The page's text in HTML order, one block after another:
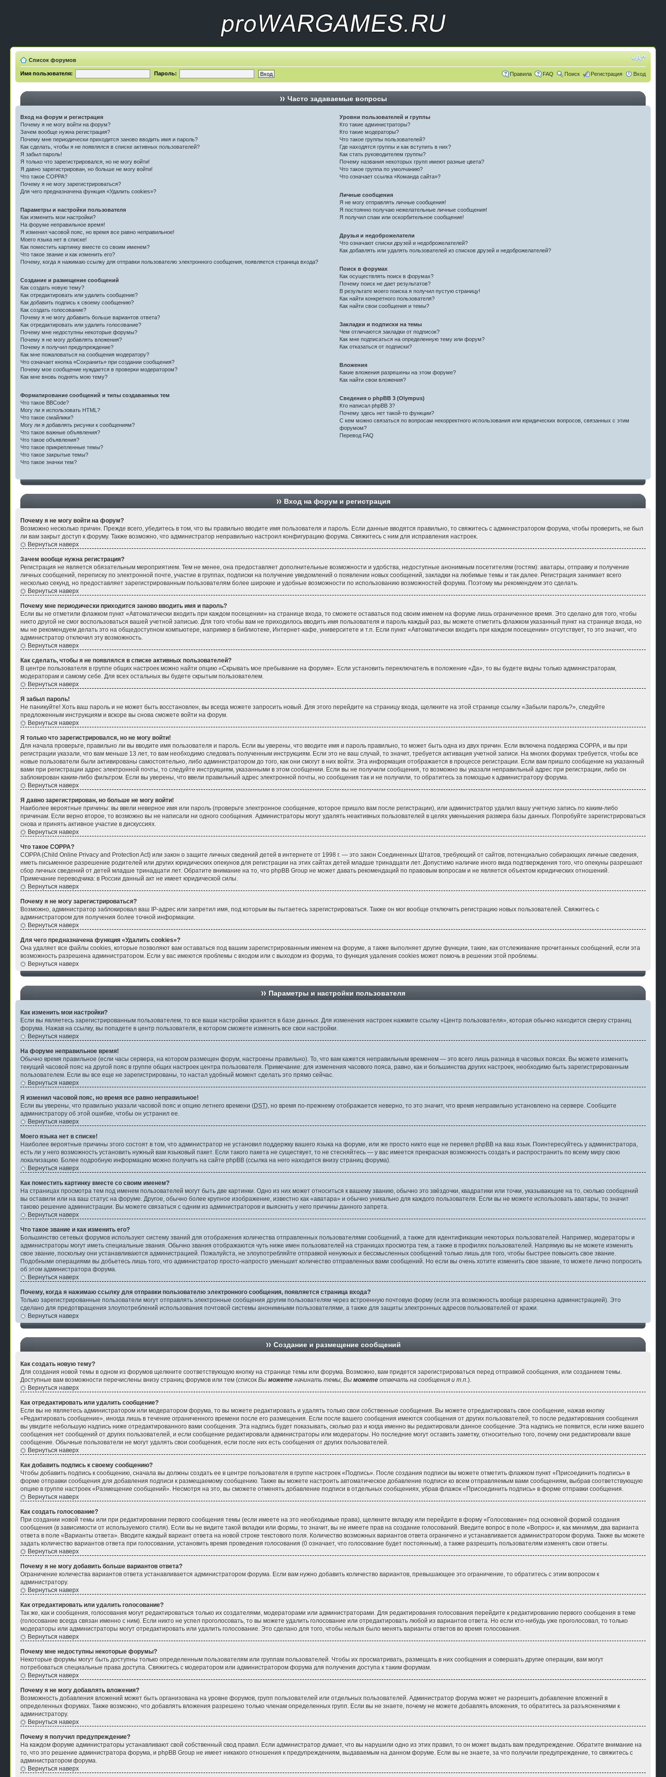
Список форумов
Правила FAQ Поиск Регистрация Вход
Имя пользователя: Пароль:
Часто задаваемые вопросы
Вход на форум и регистрация
Почему я не могу войти на форум?
Зачем вообще нужна регистрация?
Почему мне периодически приходится заново вводить имя и пароль?
Как сделать, чтобы я не появлялся в списке активных пользователей?
Я забыл пароль!
Я только что зарегистрировался, но не могу войти!
Я давно зарегистрирован, но больше не могу войти!
Что такое COPPA?
Почему я не могу зарегистрироваться?
Для чего предназначена функция «Удалить cookies»?
Параметры и настройки пользователя
Как изменить мои настройки?
На форуме неправильное время!
Я изменил часовой пояс, но время все равно неправильное!
Моего языка нет в списке!
Как поместить картинку вместе со своим именем?
Что такое звание и как изменить его?
Почему, когда я нажимаю ссылку для отправки пользователю электронного сообщения, появляется страница входа?
Создание и размещение сообщений
Как создать новую тему?
Как отредактировать или удалить сообщение?
Как добавить подпись к своему сообщению?
Как создать голосование?
Почему я не могу добавить больше вариантов ответа?
Как отредактировать или удалить голосование?
Почему мне недоступны некоторые форумы?
Почему я не могу добавлять вложения?
Почему я получил предупреждение?
Как мне пожаловаться на сообщения модератору?
Что означает кнопка «Сохранить» при создании сообщения?
Почему мое сообщение нуждается в проверки модератором?
Как мне вновь поднять мою тему?
Форматирование сообщений и типы создаваемых тем
Что такое BBCode?
Могу ли я использовать HTML?
Что такое смайлики?
Могу ли я добавлять рисунки к сообщениям?
Что такое важные объявления?
Что такое объявления?
Что такое прикрепленные темы?
Что такое закрытые темы?
Что такое значки тем?
Уровни пользователей и группы
Кто такие администраторы?
Кто такие модераторы?
Что такое группы пользователей?
Где находятся группы и как вступить в них?
Как стать руководителем группы?
Почему названия некоторых групп имеют разные цвета?
Что такое группа по умолчанию?
Что означает ссылка «Команда сайта»?
Личные сообщения
Я не могу отправлять личные сообщения!
Я постоянно получаю нежелательные личные сообщения!
Я получил спам или оскорбительное сообщение!
Друзья и недоброжелатели
Что означают списки друзей и недоброжелателей?
Как добавлять или удалять пользователей из списков друзей и недоброжелателей?
Поиск в форумах
Как осуществлять поиск в форумах?
Почему поиск не дает результатов?
В результате моего поиска я получил пустую страницу!
Как найти конкретного пользователя?
Как найти свои сообщения и темы?
Закладки и подписки на темы
Чем отличаются закладки от подписок?
Как мне подписаться на определенную тему или форум?
Как отказаться от подписки?
Вложения
Какие вложения разрешены на этом форуме?
Как найти свои вложения?
Сведения о phpBB 3 (Olympus)
Кто написал phpBB 3?
Почему здесь нет такой-то функции?
С кем можно связаться по вопросам некорректного использования или юридических вопросов, связанных с этим
форумом?
Перевод FAQ
Вход на форум и регистрация
Почему я не могу войти на форум?
Возможно несколько причин. Прежде всего, убедитесь в том, что вы правильно вводите имя пользователя и пароль. Если данные вводятся правильно, то свяжитесь с администратором форума, чтобы проверить, не был
ли вам закрыт доступ к форуму. Также возможно, что администратор неправильно настроил конфигурацию форума. Свяжитесь с ним для исправления настроек.
Вернуться наверх
Зачем вообще нужна регистрация?
Регистрация не является обязательным мероприятием. Тем не менее, она предоставляет дополнительные возможности и удобства, недоступные анонимным посетителям (гостям): аватары, отправку и получение
личных сообщений, переписку по электронной почте, участие в группах, подписки на получение уведомлений о появлении новых сообщений, закладки на любимые темы и так далее. Регистрация занимает всего
несколько секунд, но предоставляет зарегистрированным пользователям более широкие и удобные возможности по использованию возможностей форума. Поэтому мы рекомендуем это сделать.
Вернуться наверх
Почему мне периодически приходится заново вводить имя и пароль?
Если вы не отметили флажком пункт «Автоматически входить при каждом посещении» на странице входа, то сможете оставаться под своим именем на форуме лишь ограниченное время. Это сделано для того, чтобы
никто другой не смог воспользоваться вашей учетной записью. Для того чтобы вам не приходилось вводить имя пользователя и пароль каждый раз, вы можете отметить флажком указанный пункт на странице входа, но
мы не рекомендуем делать это на общедоступном компьютере, например в библиотеке, Интернет-кафе, университете и т.п. Если пункт «Автоматически входить при каждом посещении» отсутствует, то это значит, что
администратор отключил эту возможность.
Вернуться наверх
Как сделать, чтобы я не появлялся в списке активных пользователей?
В центре пользователя в группе общих настроек можно найти опцию «Скрывать мое пребывание на форуме». Если установить переключатель в положение «Да», то вы будете видны только администраторам,
модераторам и самому себе. Для всех остальных вы будете скрытым пользователем.
Вернуться наверх
Я забыл пароль!
Не паникуйте! Хоть ваш пароль и не может быть восстановлен, вы всегда можете запросить новый. Для этого перейдите на страницу входа, щелкните на этой странице ссылку «Забыли пароль?», следуйте
предложенным инструкциям и вскоре вы снова сможете войти на форум.
Вернуться наверх
Я только что зарегистрировался, но не могу войти!
Для начала проверьте, правильно ли вы вводите имя пользователя и пароль. Если вы уверены, что вводите имя и пароль правильно, то может быть одна из двух причин. Если включена поддержка COPPA, и вы при
регистрации указали, что вам меньше 13 лет, то вам необходимо следовать полученным инструкциям. Если это не ваш случай, то значит, требуется активация учетной записи. На многих форумах требуется, чтобы все
новые пользователи были активированы самостоятельно, либо администратором до того, как они смогут в них войти. Эта информация отображается в процессе регистрации. Если вам пришло сообщение на указанный
вами при регистрации адрес электронной почты, то следуйте инструкциям, указанными в этом сообщении. Если вы не получили сообщения, то возможно вы указали неправильный адрес при регистрации, либо он
заблокирован каким-либо фильтром. Если вы уверены, что ввели правильный адрес электронной почты, но сообщения так и не получили, то обратитесь за помощью к администратору форума.
Вернуться наверх
Я давно зарегистрирован, но больше не могу войти!
Наиболее вероятные причины: вы ввели неверное имя или пароль (проверьте электронное сообщение, которое пришло вам после регистрации), или администратор удалил вашу учетную запись по каким-либо
причинам. Если верно второе, то возможно вы не написали ни одного сообщения. Администраторы могут удалять неактивных пользователей в целях уменьшения размера базы данных. Попробуйте зарегистрироваться
снова и принять активное участие в дискуссиях.
Вернуться наверх
Что такое COPPA?
COPPA (Child Online Privacy and Protection Act) или закон о защите личных сведений детей в интернете от 1998 г. — это закон Соединенных Штатов, требующий от сайтов, потенциально собирающих личные сведения,
иметь письменное разрешение родителей или других юридических опекунов для регистрации на этих сайтах детей младше тринадцати лет. Допустимо наличие иного вида подтверждения того, что опекуны разрешают
сбор личных сведений от детей младше тринадцати лет. Обратите внимание на то, что phpBB Group не может давать рекомендаций по правовым вопросам и не является объектом юридических отношений.
Примечание переводчика: в России данный акт не имеет юридической силы.
Вернуться наверх
Почему я не могу зарегистрироваться?
Возможно, администратор заблокировал ваш IP-адрес или запретил имя, под которым вы пытаетесь зарегистрироваться. Также он мог вообще отключить регистрацию новых пользователей. Свяжитесь с
администратором для получения более точной информации.
Вернуться наверх
Для чего предназначена функция «Удалить cookies»?
Она удаляет все файлы cookies, которые позволяют вам оставаться под вашим зарегистрированным именем на форуме, а также выполняет другие функции, такие, как отслеживание прочитанных сообщений, если эта
возможность разрешена администратором. Если у вас имеются проблемы с входом или с выходом из форума, то функция удаления cookies может помочь в решении этой проблемы.
Вернуться наверх
Параметры и настройки пользователя
Как изменить мои настройки?
Если вы являетесь зарегистрированным пользователем, то все ваши настройки хранятся в базе данных. Для изменения настроек нажмите ссылку «Центр пользователя», которая обычно находится сверху страниц
форума. Нажав на ссылку, вы попадете в центр пользователя, в котором сможете изменить все свои настройки.
Вернуться наверх
На форуме неправильное время!
Обычно время правильное (если часы сервера, на котором размещен форум, настроены правильно). То, что вам кажется неправильным временем — это всего лишь разница в часовых поясах. Вы можете изменить
текущий часовой пояс на другой пояс в группе общих настроек центра пользователя. Примечание: для изменения часового пояса, равно, как и большинства других настроек, необходимо быть зарегистрированным
пользователем. Если вы все еще не зарегистрированы, то настал удобный момент сделать это прямо сейчас.
Вернуться наверх
Я изменил часовой пояс, но время все равно неправильное!
Если вы уверены, что правильно указали часовой пояс и опцию летнего времени (DST), но время по-прежнему отображается неверно, то это значит, что время неправильно установлено на сервере. Сообщите
администратору об этой ошибке, чтобы он устранил ее.
Вернуться наверх
Моего языка нет в списке!
Наиболее вероятные причины этого состоят в том, что администратор не установил поддержку вашего языка на форуме, или же просто никто еще не перевел phpBB на ваш язык. Поинтересуйтесь у администратора,
есть ли у него возможность установить нужный вам языковый пакет. Если такого пакета не существует, то не стесняйтесь — у вас имеется прекрасная возможность создать и распространить по всему миру свою
локализацию. Более подробную информацию можно получить на сайте phpBB (ссылка на него находится внизу страниц форума).
Вернуться наверх
Как поместить картинку вместе со своим именем?
На страницах просмотра тем под именем пользователей могут быть две картинки. Одно из них может относиться к вашему званию, обычно это звёздочки, квадратики или точки, указывающие на то, сколько сообщений
вы оставили или на ваш статус на форуме. Другое, обычно более крупное изображение, известно как «аватара» и обычно уникально для каждого пользователя. Если вы не можете использовать аватары, то значит
таково решение администрации. Вы можете связаться с одним из администраторов и выяснить у него причины данного запрета.
Вернуться наверх
Что такое звание и как изменить его?
Большинство сетевых форумов используют систему званий для отображения количества отправленных пользователями сообщений, а также для идентификации некоторых пользователей. Например, модераторы и
администраторы могут иметь специальные звания. Обычно звания отображаются чуть ниже имен пользователей на страницах просмотра тем, а также в профилях пользователей. Напрямую вы не можете изменить
свое звание, поскольку они устанавливаются администрацией. Пожалуйста, не злоупотребляйте отправкой ненужных и бессмысленных сообщений только лишь для того, чтобы быстрее повысить свое звание.
Подобными операциями вы добьетесь лишь того, что администратор просто-напросто уменьшит количество отправленных вами сообщений. Но если вы очень хотите изменить свое звание, то можете лично попросить
об этом администратора форума.
Вернуться наверх
Почему, когда я нажимаю ссылку для отправки пользователю электронного сообщения, появляется страница входа?
Только зарегистрированные пользователи могут отправлять электронные сообщения другим пользователям через встроенную почтовую форму (если эта возможность вообще разрешена администрацией). Это
сделано для предотвращения злоупотреблений использования почтовой системы анонимными пользователями, а также для защиты электронных адресов пользователей от кражи.
Вернуться наверх
Создание и размещение сообщений
Как создать новую тему?
Для создания новой темы в одном из форумов щелкните соответствующую кнопку на странице темы или форума. Возможно, вам придется зарегистрироваться перед отправкой сообщения, или созданием темы.
Доступные вам возможности перечислены внизу страниц форумов или тем (список Вы можете начинать темы, Вы можете отвечать на сообщения и т.п.).
Вернуться наверх
Как отредактировать или удалить сообщение?
Если вы не являетесь администратором или модератором форума, то вы можете редактировать и удалять только свои собственные сообщения. Вы можете отредактировать свое сообщение, нажав кнопку
«Редактировать сообщение», иногда лишь в течение ограниченного времени после его размещения. Если после вашего сообщения имеются сообщения от других пользователей, то после редактирования сообщения
вы увидите небольшую надпись ниже отредактированного вами сообщения. Эта надпись будет показывать, сколько раз и когда именно вы редактировали данное сообщение. Эта надпись не появится, если ниже вашего
сообщения нет сообщений от других пользователей, и если сообщение редактировали администраторы или модераторы. Но последние могут оставить заметку, относительно того, почему они редактировали ваше
сообщение. Обычные пользователи не могут удалять свои сообщения, если после них есть сообщения от других пользователей.
Вернуться наверх
Как добавить подпись к своему сообщению?
Чтобы добавить подпись к сообщению, сначала вы должны создать ее в центре пользователя в группе настроек «Подпись». После создания подписи вы можете отметить флажком пункт «Присоединить подпись» в
форме отправки сообщения для добавления подписи к размещаемому сообщению. Также вы можете настроить автоматическое добавление подписи ко всем отправляемым вами сообщениям, выбрав соответствующую
опцию в группе настроек «Размещение сообщений». Несмотря на это, вы сможете отменять добавление подписи в отдельных сообщениях, убрав флажок «Присоединить подпись» в форме отправки сообщения.
Вернуться наверх
Как создать голосование?
При создании новой темы или при редактировании первого сообщения темы (если имеете на это необходимые права), щелкните вкладку или перейдите в форму «Голосование» под основной формой создания
сообщения (в зависимости от используемого стиля). Если вы не видите такой вкладки или формы, то значит, вы не имеете прав на создание голосований. Введите вопрос в поле «Вопрос» и, как минимум, два варианта
ответа в поле «Варианты ответа». Вводите каждый вариант ответа на новой строке текстового поля. Количество возможных вариантов ответа ограничено и устанавливается администратором форума. Также вы можете
задать количество вариантов ответа при голосовании, установить время проведения голосования (0 означает, что голосование будет постоянным), а также разрешить пользователям изменять свои ответы.
Вернуться наверх
Почему я не могу добавить больше вариантов ответа?
Ограничение количества вариантов ответа устанавливается администратором форума. Если вам нужно добавить количество вариантов, превышающее это ограничение, то обратитесь с этим вопросом к
администратору.
Вернуться наверх
Как отредактировать или удалить голосование?
Так же, как и сообщения, голосования могут редактироваться только их создателями, модераторами или администраторами. Для редактирования голосования перейдите к редактированию первого сообщения в теме
(голосование всегда связан именно с ним). Если никто не успел проголосовать, то вы можете удалить голосование или отредактировать любой из вариантов ответа. Но если кто-нибудь уже проголосовал, то только
модераторы или администраторы могут отредактировать или удалить голосование. Это сделано для того, чтобы нельзя было менять варианты ответов во время голосования.
Вернуться наверх
Почему мне недоступны некоторые форумы?
Некоторые форумы могут быть доступны только определенным пользователям или группам пользователей. Чтобы их просматривать, размещать в них сообщения и совершать другие операции, вам могут
потребоваться специальные права доступа. Свяжитесь с модератором или администратором форума для получения доступа к таким форумам.
Вернуться наверх
Почему я не могу добавлять вложения?
Возможность добавления вложений может быть организована на уровне форумов, групп пользователей или отдельных пользователей. Администратор форума может не разрешить добавление вложений в
определенных форумах. Также возможно, что добавлять вложения разрешено только членам определенных групп. Если вы не знаете, почему не можете добавлять вложения, то обратитесь за разъяснениями к
администратору.
Вернуться наверх
Почему я получил предупреждение?
На каждом форуме администраторы устанавливают свой собственный свод правил. Если администратор думает, что вы нарушили одно из этих правил, то он может выдать вам предупреждение. Обратите внимание на
то, что это решение администратора форума, и phpBB Group не имеет никакого отношения к предупреждениям, выдаваемым на данном форуме. Если вы не знаете, за что получили предупреждение, то свяжитесь с
администратором форума.
Вернуться наверх